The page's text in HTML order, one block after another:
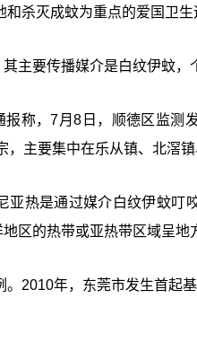
杀灭成蚊为重点的爱国卫生
主要传播媒介是白纹伊蚊，
称，7月8日，顺德区监测
主要集中在乐从镇、北滘镇
亚热是通过媒介白纹伊蚊叮
区的热带或亚热带区域呈地
2010年，东莞市发生首起